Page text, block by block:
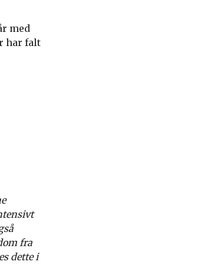
med
har falt
fra
dette i